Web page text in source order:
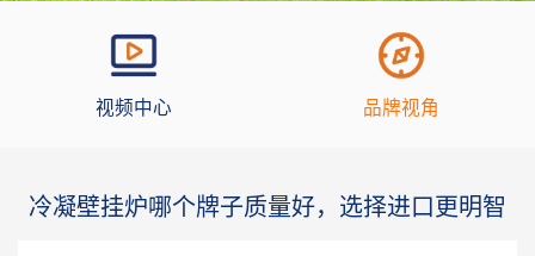
视频中心 品牌视角
冷凝壁挂炉哪个牌子质量好，选择进口更明智